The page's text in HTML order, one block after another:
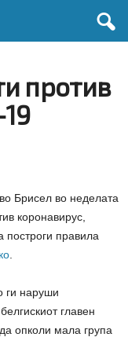
против
Брисел во неделата
коронавирус,
построги правила
ги наруши
главен
опколи мала група